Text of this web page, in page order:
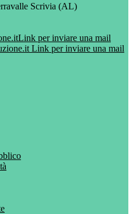
Scrivia (AL)
Link per inviare una mail
Link per inviare una mail